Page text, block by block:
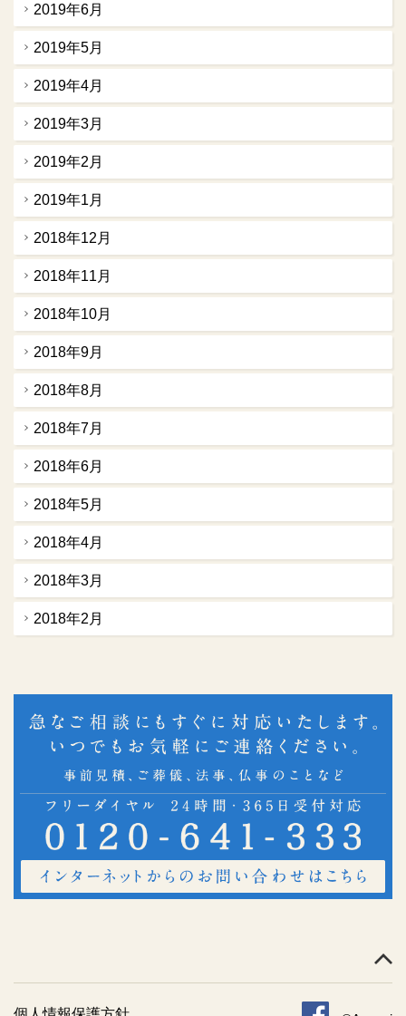
2019年6月
2019年5月
2019年4月
2019年3月
2019年2月
2019年1月
2018年12月
2018年11月
2018年10月
2018年9月
2018年8月
2018年7月
2018年6月
2018年5月
2018年4月
2018年3月
2018年2月